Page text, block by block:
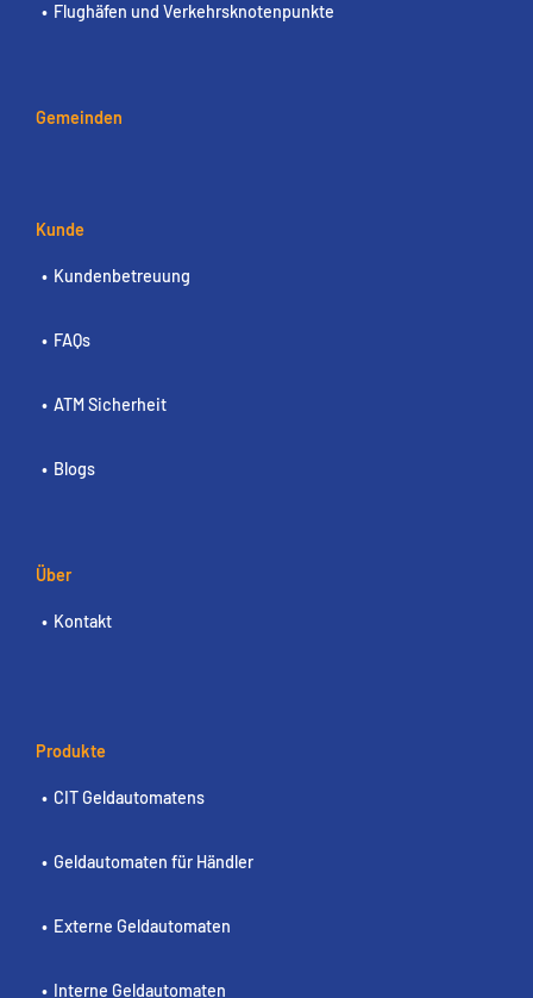
Flughäfen und Verkehrsknotenpunkte
Gemeinden
Kunde
Kundenbetreuung
FAQs
ATM Sicherheit
Blogs
Über
Kontakt
Produkte
CIT Geldautomatens
Geldautomaten für Händler
Externe Geldautomaten
Interne Geldautomaten